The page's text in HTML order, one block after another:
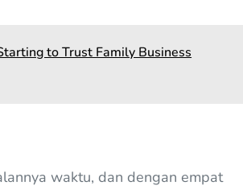
to Trust Family Business
waktu, dan dengan empat